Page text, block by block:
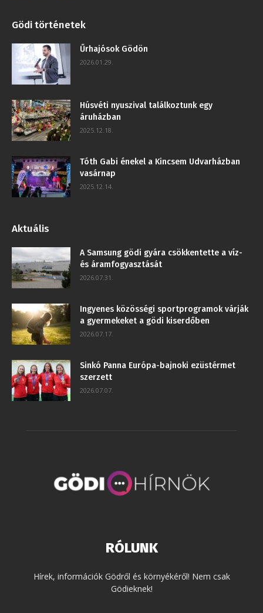
Gödi történetek
Űrhajósok Gödön
2026.01.29.
Húsvéti nyuszival találkoztunk egy
áruházban
2025.12.18.
Tóth Gabi énekel a Kincsem Udvarházban
vasárnap
2025.12.14.
Aktuális
A Samsung gödi gyára csökkentette a víz-
és áramfogyasztását
2026.07.31.
Ingyenes közösségi sportprogramok várják
a gyermekeket a gödi kiserdőben
2026.07.17.
Sinkó Panna Európa-bajnoki ezüstérmet
szerzett
2026.07.07.
RÓLUNK
Hírek, információk Gödről és környékéről! Nem csak
Gödieknek!